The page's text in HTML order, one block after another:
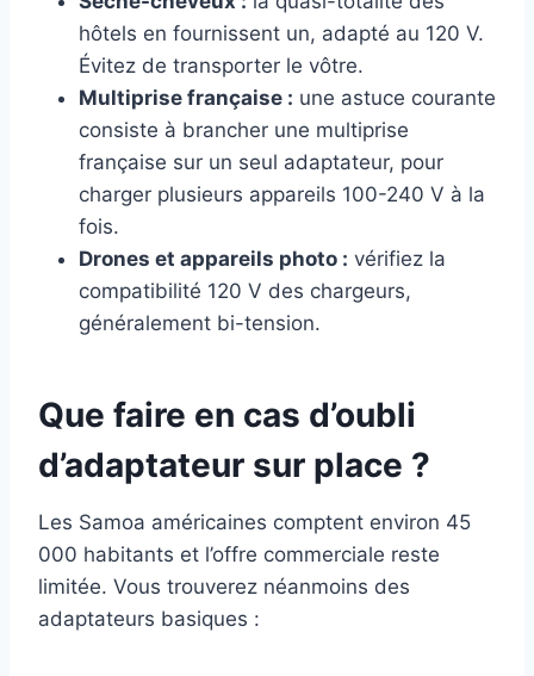
hôtels en fournissent un, adapté au 120 V.
Évitez de transporter le vôtre.
Multiprise française : une astuce courante
consiste à brancher une multiprise
française sur un seul adaptateur, pour
charger plusieurs appareils 100-240 V à la
fois.
Drones et appareils photo : vérifiez la
compatibilité 120 V des chargeurs,
généralement bi-tension.
Que faire en cas d’oubli
d’adaptateur sur place ?
Les Samoa américaines comptent environ 45
000 habitants et l’offre commerciale reste
limitée. Vous trouverez néanmoins des
adaptateurs basiques :